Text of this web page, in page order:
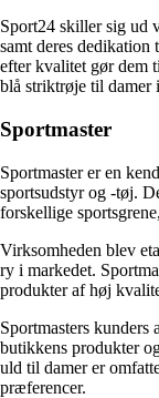
Sport24 skiller sig ud
samt deres
efter kvalitet gør dem
blå striktrøje til damer
Sportmaster
Sportmaster er en
sportsudstyr og -tøj.
forskellige
Virksomheden blev
ry i markedet.
produkter af høj
Sportmasters kunders
butikkens produkter
uld til damer er
præferencer.